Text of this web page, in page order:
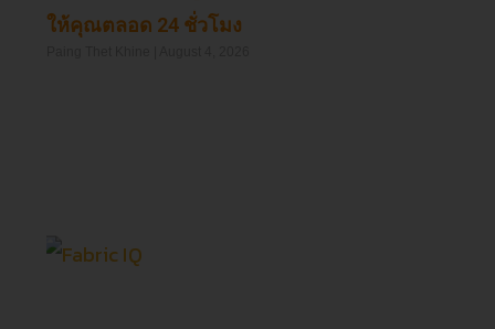
ให้คุณตลอด 24 ชั่วโมง